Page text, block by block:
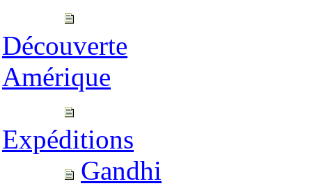
Découverte
Amérique
Expéditions
Gandhi